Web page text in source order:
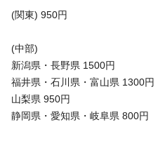
(関東) 950円
(中部)
新潟県・長野県 1500円
福井県・石川県・富山県 1300円
山梨県 950円
静岡県・愛知県・岐阜県 800円